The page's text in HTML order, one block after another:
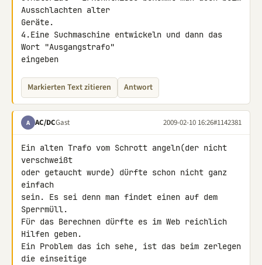
Ausschlachten alter
Geräte.
4.Eine Suchmaschine entwickeln und dann das
Wort "Ausgangstrafo"
eingeben
Markierten Text zitieren Antwort
A AC/DCGast 2009-02-10 16:26#1142381
Ein alten Trafo vom Schrott angeln(der nicht
verschweißt
oder getaucht wurde) dürfte schon nicht ganz
einfach
sein. Es sei denn man findet einen auf dem
Sperrmüll.
Für das Berechnen dürfte es im Web reichlich
Hilfen geben.
Ein Problem das ich sehe, ist das beim zerlegen
die einseitige